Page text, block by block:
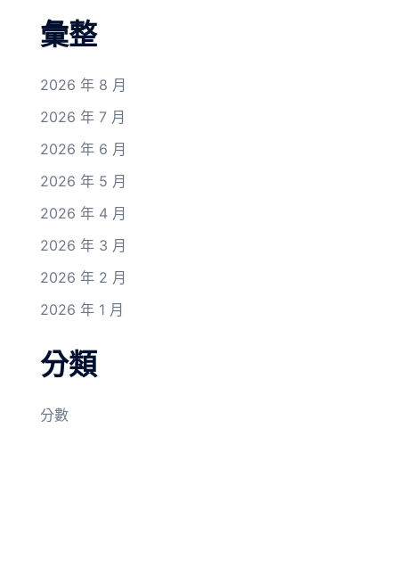
彙整
2026 年 8 月
2026 年 7 月
2026 年 6 月
2026 年 5 月
2026 年 4 月
2026 年 3 月
2026 年 2 月
2026 年 1 月
分類
分數